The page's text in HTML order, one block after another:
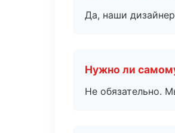
Да, наши
Нужно ли
Не обязательно.